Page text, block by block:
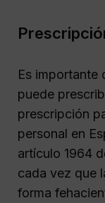
Es importante
puede
prescripción
personal en
artículo 1964
cada vez que
forma